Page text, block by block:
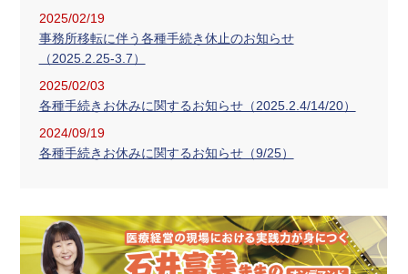
2025/02/19
事務所移転に伴う各種手続き休止のお知らせ
（2025.2.25-3.7）
2025/02/03
各種手続きお休みに関するお知らせ（2025.2.4/14/20）
2024/09/19
各種手続きお休みに関するお知らせ（9/25）